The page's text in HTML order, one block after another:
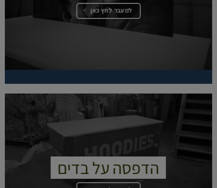
למעבר לחץ כאן
הדפסה על בדים